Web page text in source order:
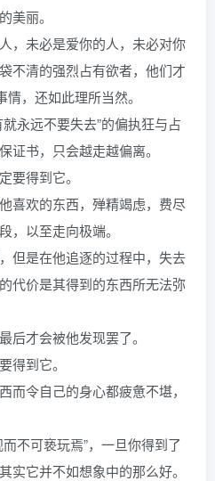
美丽。
未必是爱你的人，未必对你
不清的强烈占有欲者，他们才
，还如此理所当然。
永远不要失去”的偏执狂与占
证书，只会越走越偏离。
得到它。
喜欢的东西，殚精竭虑，费尽
，以至走向极端。
但是在他追逐的过程中，失去
代价是其得到的东西所无法弥
后才会被他发现罢了。
得到它。
令自己的身心都疲惫不堪，
不可亵玩焉”，一旦你得到了
实它并不如想象中的那么好。